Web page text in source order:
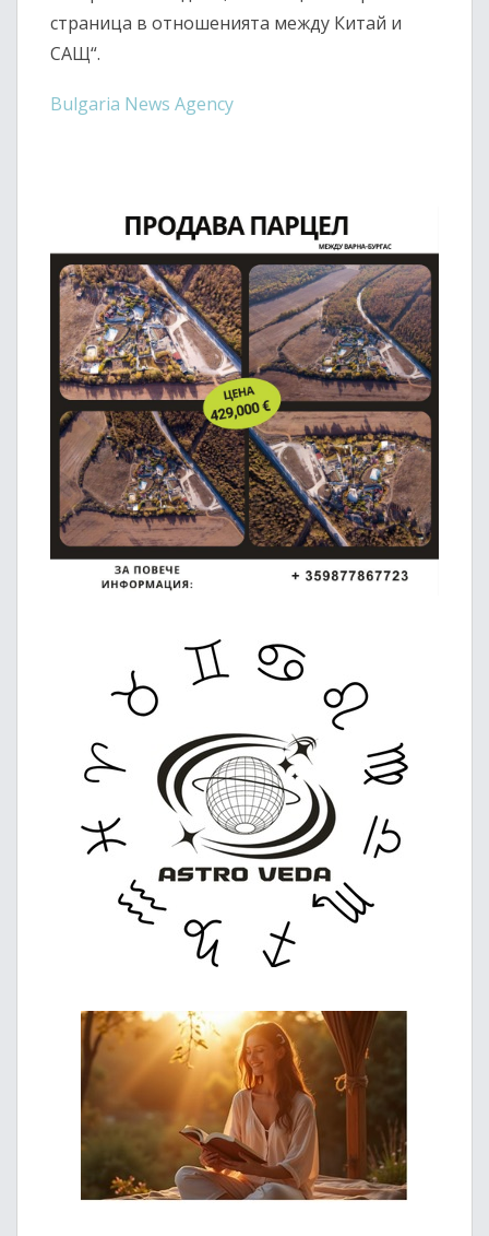
страница в отношенията между Китай и
САЩ“.
Bulgaria News Agency